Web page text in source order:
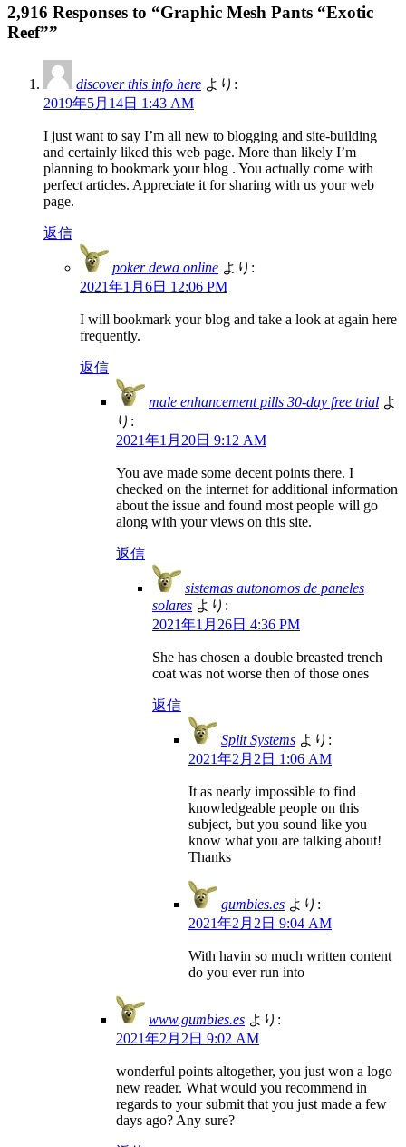
2,916 Responses to “Graphic Mesh Pants “Exotic
Reef””
discover this info here より:
2019年5月14日 1:43 AM
I just want to say I’m all new to blogging and site-building
and certainly liked this web page. More than likely I’m
planning to bookmark your blog . You actually come with
perfect articles. Appreciate it for sharing with us your web
page.
返信
poker dewa online より:
2021年1月6日 12:06 PM
I will bookmark your blog and take a look at again here
frequently.
返信
male enhancement pills 30-day free trial よ
り:
2021年1月20日 9:12 AM
You ave made some decent points there. I
checked on the internet for additional information
about the issue and found most people will go
along with your views on this site.
返信
sistemas autonomos de paneles
solares より:
2021年1月26日 4:36 PM
She has chosen a double breasted trench
coat was not worse then of those ones
返信
Split Systems より:
2021年2月2日 1:06 AM
It as nearly impossible to find
knowledgeable people on this
subject, but you sound like you
know what you are talking about!
Thanks
gumbies.es より:
2021年2月2日 9:04 AM
With havin so much written content
do you ever run into
www.gumbies.es より:
2021年2月2日 9:02 AM
wonderful points altogether, you just won a logo
new reader. What would you recommend in
regards to your submit that you just made a few
days ago? Any sure?